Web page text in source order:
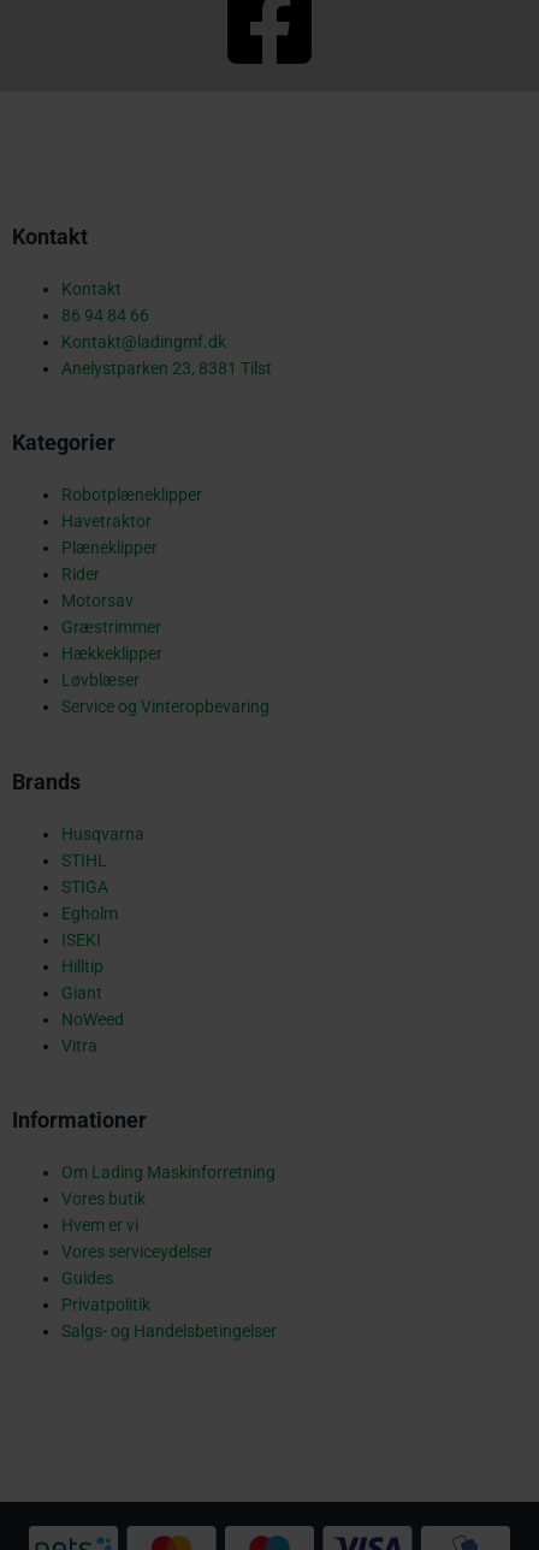
b
k
a
e
Kontakt
Kontakt
86 94 84 66
Kontakt@ladingmf.dk
Anelystparken 23, 8381 Tilst
Kategorier
Robotplæneklipper
Havetraktor
Plæneklipper
Rider
Motorsav
Græstrimmer
Hækkeklipper
Løvblæser
Service og Vinteropbevaring
Brands
Husqvarna
STIHL
STIGA
Egholm
ISEKI
Hilltip
Giant
NoWeed
Vitra
Informationer
Om Lading Maskinforretning
Vores butik
Hvem er vi
Vores serviceydelser
Guides
Privatpolitik
Salgs- og Handelsbetingelser